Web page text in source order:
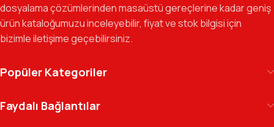
Gelecek Vizyonu:Kurumsal kimliğimizi yeni iş birlikleri ve global
markalarla güçlendirerek, Türkiye genelinde müşteri ağımızı her
geçen gün büyütmeye devam ediyoruz.
Kılıç Office Center
arşivinizdeki dosyaya kadar her detayda yanınızda.
Ofisinizin enerjisini ve verimliliğini artırmak için
profesyonel kadromuzla hizmetinizdeyiz.
dosyalama çözümlerinden masaüstü gereçlerine kadar geniş
ürün kataloğumuzu inceleyebilir, fiyat ve stok bilgisi için
bizimle iletişime geçebilirsiniz.
Popüler Kategoriler
Faydalı Bağlantılar